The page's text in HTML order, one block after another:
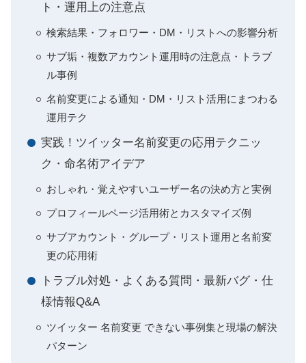
ト・運用上の注意点
検索結果・フォロワー・DM・リストへの影響分析
サブ垢・複数アカウント運用時の注意点・トラブ
ル事例
名前変更による通知・DM・リスト活用にまつわる
運用テク
実践！ツイッター名前変更の応用テクニッ
ク・命名術アイデア
おしゃれ・覚えやすいユーザー名の決め方と実例
プロフィールページ活用術とカスタマイズ例
サブアカウント・グループ・リスト運用と名前変
更の応用術
トラブル対処・よくある質問・最新バグ・仕
様情報Q&A
ツイッター 名前変更 できない事例集と現場の解決
パターン